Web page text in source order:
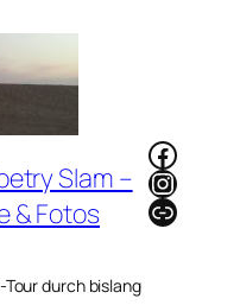
Slam –
& Fotos
durch bislang
Link